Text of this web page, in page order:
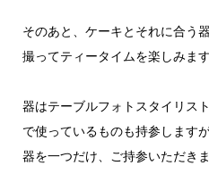
そのあと、ケーキとそれに合う
撮ってティータイムを楽しみます
器はテーブルフォトスタイリス
で使っているものも持参します
器を一つだけ、ご持参いただきま